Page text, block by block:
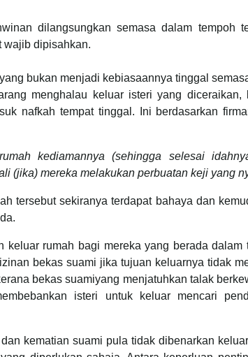
dilangsungkan semasa dalam tempoh
wajib dipisahkan.
bukan menjadi kebiasaannya tinggal
menghalau keluar isteri yang diceraikan,
nafkah tempat tinggal. Ini berdasarkan
kediamannya (sehingga selesai
(jika) mereka melakukan perbuatan keji yang
tersebut sekiranya terdapat bahaya dan
rumah bagi mereka yang berada dalam
bekas suami jika tujuan keluarnya tidak
bekas suamiyang menjatuhkan talak
isteri untuk keluar mencari
kematian suami pula tidak dibenarkan